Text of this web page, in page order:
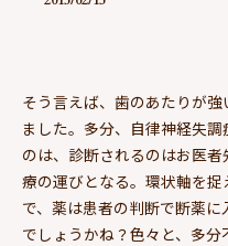
そう言えば、歯のあたりが
ました。多分、自律神経失
のは、診断されるのはお医
療の運びとなる。環状軸を
で、薬は患者の判断で断薬
でしょうかね？色々と、多